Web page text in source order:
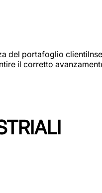
del portafoglio
il corretto